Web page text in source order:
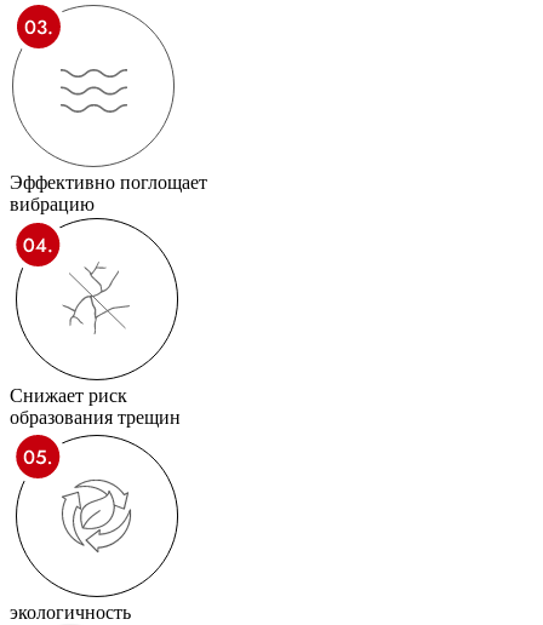
Эффективно поглощает
вибрацию
Снижает риск
образования трещин
экологичность